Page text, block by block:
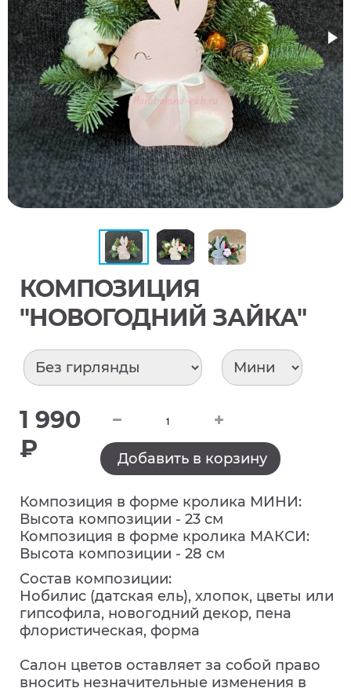
КОМПОЗИЦИЯ
"НОВОГОДНИЙ ЗАЙКА"
1 990
₽
Добавить в корзину
Композиция в форме кролика МИНИ:
Высота композиции - 23 см
Композиция в форме кролика МАКСИ:
Высота композиции - 28 см
Состав композиции:
Нобилис (датская ель), хлопок, цветы или
гипсофила, новогодний декор, пена
флористическая, форма
Салон цветов оставляет за собой право
вносить незначительные изменения в